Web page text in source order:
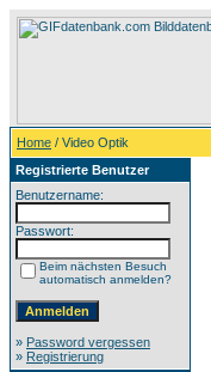
Home / Video Optik
Registrierte Benutzer
Benutzername:
Passwort:
Beim nächsten Besuch
automatisch anmelden?
» Password vergessen
» Registrierung